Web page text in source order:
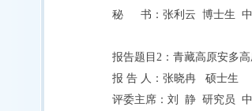
秘 书：张利云 博士生 中
报告题目2：青藏高原安多
报 告 人：张晓冉 硕士
评委主席：刘 静 研究员